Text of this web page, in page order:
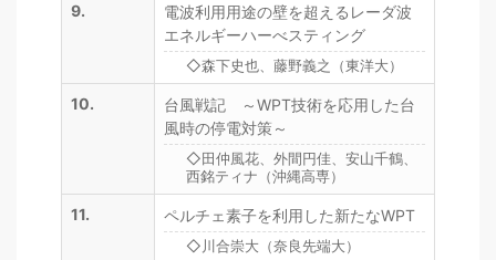
9.
電波利用用途の壁を超えるレーダ波
エネルギーハーべスティング
◇森下史也、藤野義之（東洋大）
10.
台風戦記 ～WPT技術を応用した台
風時の停電対策～
◇田仲風花、外間円佳、安山千鶴、
西銘ティナ（沖縄高専）
11. ペルチェ素子を利用した新たなWPT
◇川合崇大（奈良先端大）